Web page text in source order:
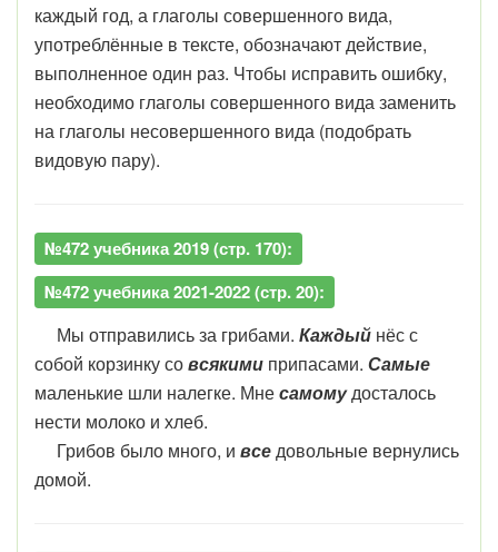
каждый год, а глаголы совершенного вида,
употреблённые в тексте, обозначают действие,
выполненное один раз. Чтобы исправить ошибку,
необходимо глаголы совершенного вида заменить
на глаголы несовершенного вида (подобрать
видовую пару).
№472 учебника 2019 (стр. 170):
№472 учебника 2021-2022 (стр. 20):
Мы отправились за грибами. Каждый нёс с
собой корзинку совсякими припасами. Самые
маленькие шли налегке. Мнесамомудосталось
нести молоко и хлеб.
Грибов было много, и все довольные вернулись
домой.